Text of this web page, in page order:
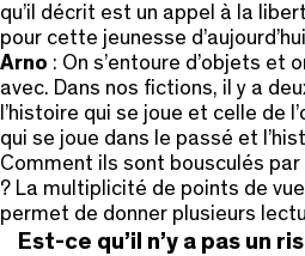
qu’il décrit est un appel à la
pour cette jeunesse
Arno : On s’entoure d’objets et
avec. Dans nos fictions, il y a
l’histoire qui se joue et celle de
qui se joue dans le passé et
Comment ils sont bousculés par
? La multiplicité de points de
permet de donner plusieurs
Est-ce qu’il n’y a pas un